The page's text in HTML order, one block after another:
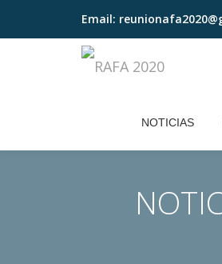
Skip
Email:
NOTICIAS